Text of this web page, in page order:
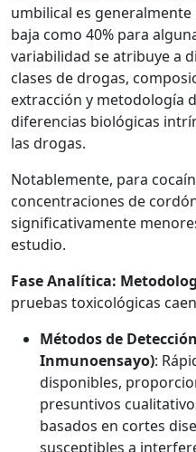
umbilical es
baja como 40% para
variabilidad se atribuye a
clases de drogas,
extracción y metodología
diferencias biológicas
las drogas.
Notablemente, para
concentraciones de
significativamente
estudio.
Fase Analítica:
pruebas toxicológicas
Métodos de
Inmunoensayo):
disponibles,
presuntivos
basados en cortes
susceptibles a